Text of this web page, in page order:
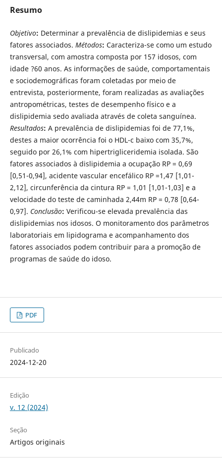
Resumo
Objetivo: Determinar a prevalência de dislipidemias e seus
fatores associados. Métodos: Caracteriza-se como um estudo
transversal, com amostra composta por 157 idosos, com
idade ?60 anos. As informações de saúde, comportamentais
e sociodemográficas foram coletadas por meio de
entrevista, posteriormente, foram realizadas as avaliações
antropométricas, testes de desempenho físico e a
dislipidemia sedo avaliada através de coleta sanguínea.
Resultados: A prevalência de dislipidemias foi de 77,1%,
destes a maior ocorrência foi o HDL-c baixo com 35,7%,
seguido por 26,1% com hipertrigliceridemia isolada. São
fatores associados à dislipidemia a ocupação RP = 0,69
[0,51-0,94], acidente vascular encefálico RP =1,47 [1,01-
2,12], circunferência da cintura RP = 1,01 [1,01-1,03] e a
velocidade do teste de caminhada 2,44m RP = 0,78 [0,64-
0,97]. Conclusão: Verificou-se elevada prevalência das
dislipidemias nos idosos. O monitoramento dos parâmetros
laboratoriais em lipidograma e acompanhamento dos
fatores associados podem contribuir para a promoção de
programas de saúde do idoso.
PDF
Publicado
2024-12-20
Edição
v. 12 (2024)
Seção
Artigos originais